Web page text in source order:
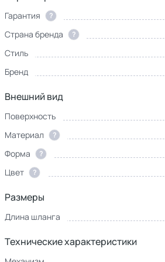
Гарантия ?
Страна бренда
?
Стиль
Бренд
Внешний вид
Поверхность
Материал
?
Форма
?
Цвет
?
Размеры
Длина шланга
Технические характеристики